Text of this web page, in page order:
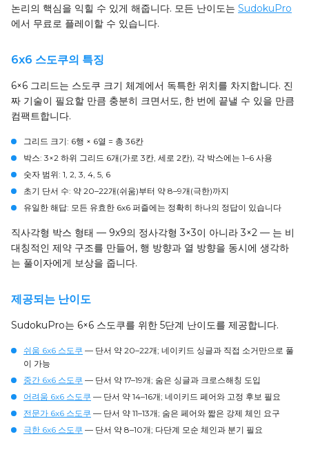
논리의 핵심을 익힐 수 있게 해줍니다. 모든 난이도는 SudokuPro
에서 무료로 플레이할 수 있습니다.
6x6 스도쿠의 특징
6×6 그리드는 스도쿠 크기 체계에서 독특한 위치를 차지합니다. 진
짜 기술이 필요할 만큼 충분히 크면서도, 한 번에 끝낼 수 있을 만큼
컴팩트합니다.
그리드 크기: 6행 × 6열 = 총 36칸
박스: 3×2 하위 그리드 6개(가로 3칸, 세로 2칸), 각 박스에는 1–6 사용
숫자 범위: 1, 2, 3, 4, 5, 6
초기 단서 수: 약 20–22개(쉬움)부터 약 8–9개(극한)까지
유일한 해답: 모든 유효한 6x6 퍼즐에는 정확히 하나의 정답이 있습니다
직사각형 박스 형태 — 9x9의 정사각형 3×3이 아니라 3×2 — 는 비
대칭적인 제약 구조를 만들어, 행 방향과 열 방향을 동시에 생각하
는 풀이자에게 보상을 줍니다.
제공되는 난이도
SudokuPro는 6×6 스도쿠를 위한 5단계 난이도를 제공합니다.
쉬움 6x6 스도쿠 — 단서 약 20–22개; 네이키드 싱글과 직접 소거만으로 풀
이 가능
중간 6x6 스도쿠 — 단서 약 17–19개; 숨은 싱글과 크로스해칭 도입
어려움 6x6 스도쿠 — 단서 약 14–16개; 네이키드 페어와 고정 후보 필요
전문가 6x6 스도쿠 — 단서 약 11–13개; 숨은 페어와 짧은 강제 체인 요구
극한 6x6 스도쿠 — 단서 약 8–10개; 다단계 모순 체인과 분기 필요